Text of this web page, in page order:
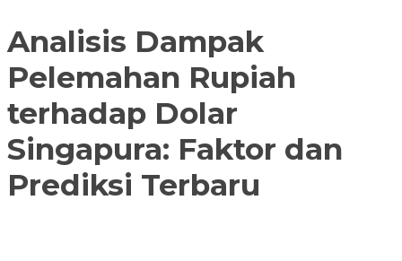
Analisis Dampak
Pelemahan Rupiah
terhadap Dolar
Singapura: Faktor dan
Prediksi Terbaru